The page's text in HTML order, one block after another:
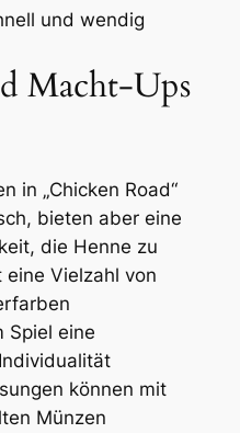
und wendig
Macht-Ups
in „Chicken Road“
bieten aber eine
die Henne zu
eine Vielzahl von
Spiel eine
können mit
Münzen